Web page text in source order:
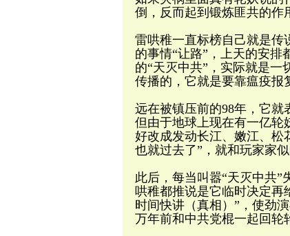
倒，反而起到锻炼匪共的作
雷哄稚一直标榜自己就是传
的事情“让路”，上天的安排
的“天灭中共”，实际就是一
传播的，它就是要靠瘟疫报
远在被镇压前的98年，它就
但由于地球上现在有一亿轮
好改成发动长江、嫩江、松
也就过去了”，就和玩家家似
此后，每当叫嚣“天灭中共”
哄稚都推说是它临时决定再
时间快讲（真相）”，使劲
万年前和中共党棍一起回轮